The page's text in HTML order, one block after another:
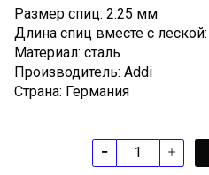
Размер спиц: 2.25 мм
Длина спиц вместе с
Материал: сталь
Производитель: Addi
Страна: Германия